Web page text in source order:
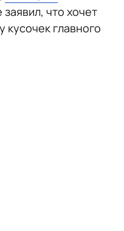
что хочет
кусочек главного